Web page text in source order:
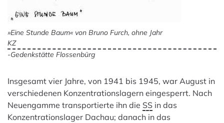
»Eine Stunde Baum« von Bruno Furch, ohne Jahr
KZ
-Gedenkstätte Flossenbürg
Insgesamt vier Jahre, von 1941 bis 1945, war August in
verschiedenen Konzentrationslagern eingesperrt. Nach
Neuengamme transportierte ihn die SS in das
Konzentrationslager Dachau; danach in das